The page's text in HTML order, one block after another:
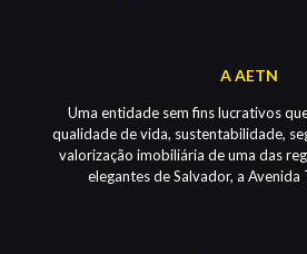
A AETN
Uma entidade sem fins lucrativos
qualidade de vida, sustentabilidade,
valorização imobiliária de uma das
elegantes de Salvador, a Avenida